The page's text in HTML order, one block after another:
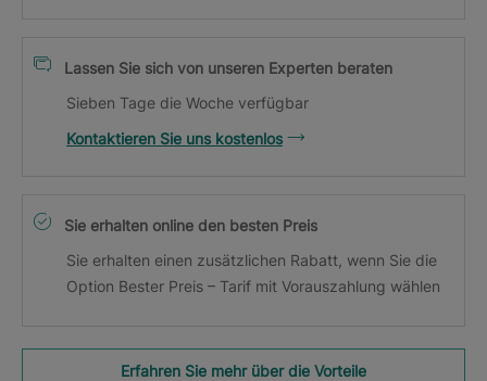
Lassen Sie sich von unseren Experten beraten
Sieben Tage die Woche verfügbar
Kontaktieren Sie uns kostenlos
Sie erhalten online den besten Preis
Sie erhalten einen zusätzlichen Rabatt, wenn Sie die
Option Bester Preis – Tarif mit Vorauszahlung wählen
Erfahren Sie mehr über die Vorteile